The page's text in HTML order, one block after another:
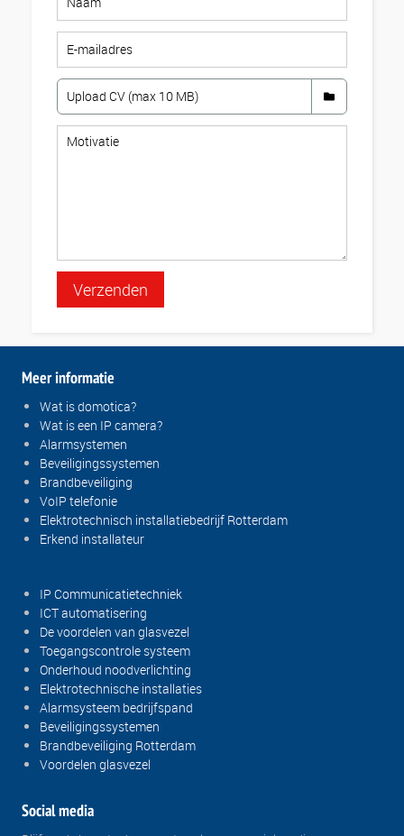
Verzenden
Meer informatie
Wat is domotica?
Wat is een IP camera?
Alarmsystemen
Beveiligingssystemen
Brandbeveiliging
VoIP telefonie
Elektrotechnisch installatiebedrijf Rotterdam
Erkend installateur
IP Communicatietechniek
ICT automatisering
De voordelen van glasvezel
Toegangscontrole systeem
Onderhoud noodverlichting
Elektrotechnische installaties
Alarmsysteem bedrijfspand
Beveiligingssystemen
Brandbeveiliging Rotterdam
Voordelen glasvezel
Social media